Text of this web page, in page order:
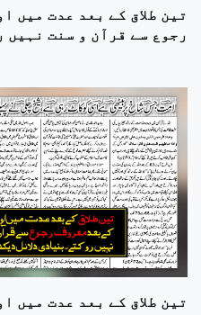
تین طلاق کے بعد عدت میں
رجوع سے قرآن و سنت نہیں
تین طلاق کے بعد عدت میں